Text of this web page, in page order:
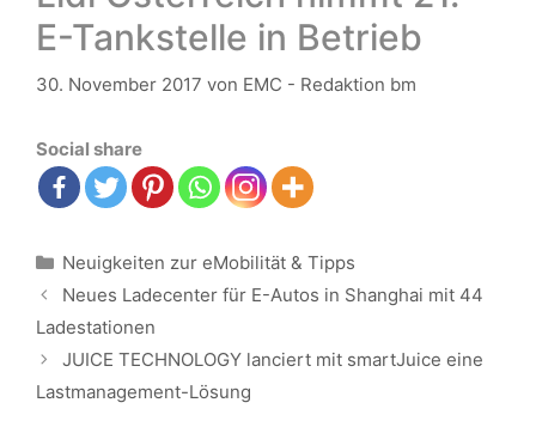
E-Tankstelle in Betrieb
30. November 2017 von EMC - Redaktion bm
Social share
Kategorien
Neuigkeiten zur eMobilität & Tipps
Beitrags-
Navigation
Neues Ladecenter für E-Autos in Shanghai mit 44
Ladestationen
JUICE TECHNOLOGY lanciert mit smartJuice eine
Lastmanagement-Lösung